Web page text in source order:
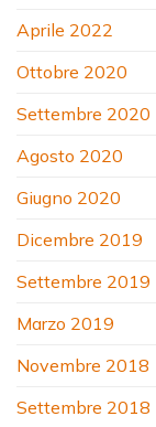
Aprile 2022
Ottobre 2020
Settembre 2020
Agosto 2020
Giugno 2020
Dicembre 2019
Settembre 2019
Marzo 2019
Novembre 2018
Settembre 2018